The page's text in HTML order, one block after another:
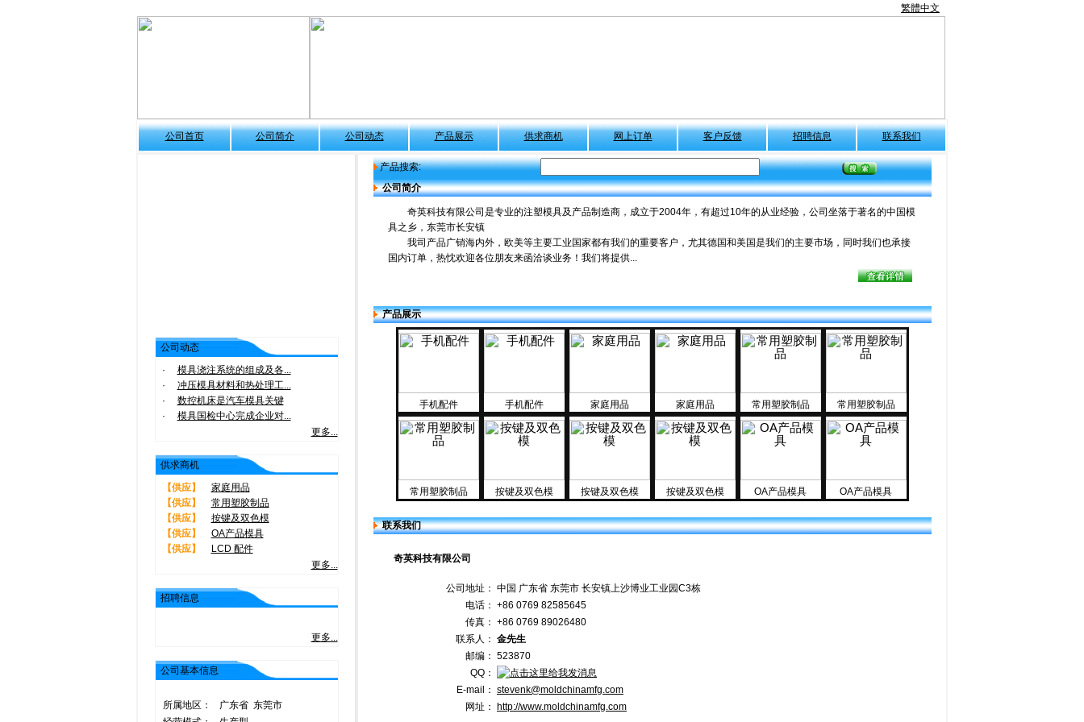
繁體中文
公司首页 公司简介 公司动态 产品展示 供求商机 网上订单 客户反馈 招聘信息 联系我们
公司动态
·
模具浇注系统的组成及各...
·
冲压模具材料和热处理工...
·
数控机床是汽车模具关键
·
模具国检中心完成企业对...
更多...
供求商机
【供应】
家庭用品
【供应】
常用塑胶制品
【供应】
按键及双色模
【供应】
OA产品模具
【供应】
LCD 配件
更多...
招聘信息
更多...
公司基本信息
所属地区：
广东省 东莞市
产品搜索:
公司简介
奇英科技有限公司是专业的注塑模具及产品制造商，成立于2004年，有超过10年的从业经验，公司坐落于著名的中国模
具之乡，东莞市长安镇
我司产品广销海内外，欧美等主要工业国家都有我们的重要客户，尤其德国和美国是我们的主要市场，同时我们也承接
国内订单，热忱欢迎各位朋友来函洽谈业务！我们将提供...
产品展示
手机配件 手机配件 家庭用品 家庭用品 常用塑胶制品 常用塑胶制品
常用塑胶制品 按键及双色模 按键及双色模 按键及双色模 OA产品模具 OA产品模具
联系我们
奇英科技有限公司
公司地址： 中国 广东省 东莞市 长安镇上沙博业工业园C3栋
电话： +86 0769 82585645
传真： +86 0769 89026480
联系人： 金先生
邮编： 523870
QQ：
E-mail： stevenk@moldchinamfg.com
网址： http://www.moldchinamfg.com